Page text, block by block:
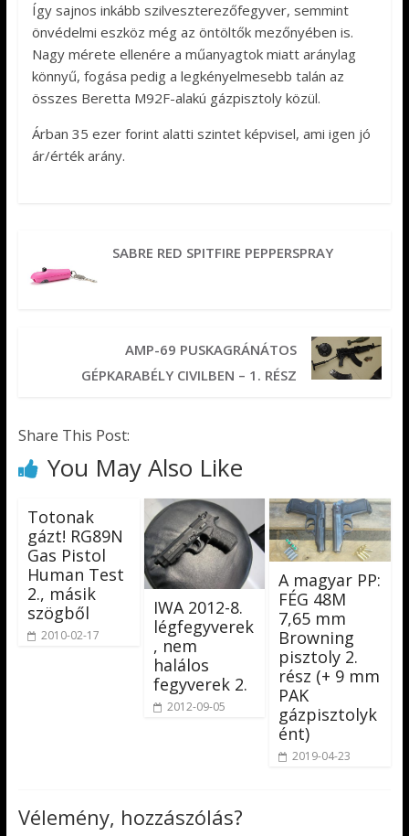
Így sajnos inkább szilveszterezőfegyver, semmint
önvédelmi eszköz még az öntöltők mezőnyében is.
Nagy mérete ellenére a műanyagtok miatt aránylag
könnyű, fogása pedig a legkényelmesebb talán az
összes Beretta M92F-alakú gázpisztoly közül.
Árban 35 ezer forint alatti szintet képvisel, ami igen jó
ár/érték arány.
SABRE RED SPITFIRE PEPPERSPRAY
AMP-69 PUSKAGRÁNÁTOS
GÉPKARABÉLY CIVILBEN – 1. RÉSZ
Share This Post:
You May Also Like
Totonak
gázt! RG89N
Gas Pistol
Human Test
2., másik
szögből
2010-02-17
IWA 2012-8.
légfegyverek
, nem
halálos
fegyverek 2.
2012-09-05
A magyar PP:
FÉG 48M
7,65 mm
Browning
pisztoly 2.
rész (+ 9 mm
PAK
gázpisztolyk
ént)
2019-04-23
Vélemény, hozzászólás?